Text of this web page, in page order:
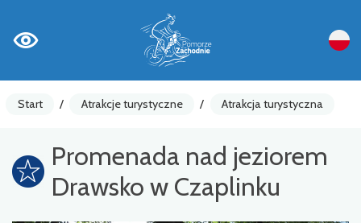
Start / Atrakcje turystyczne / Atrakcja turystyczna
Promenada nad jeziorem
Drawsko w Czaplinku